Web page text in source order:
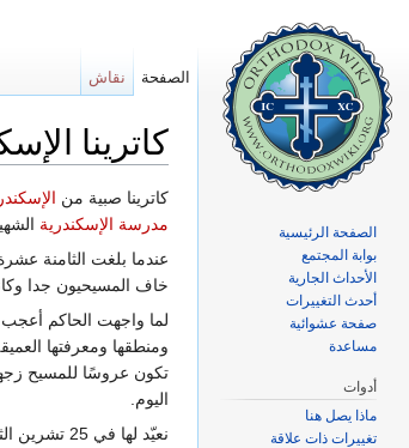
كاترينا
كاترينا صبية من
مدرسة الإسكندرية
خاف المسيحيون جدا
لما واجهت الحاكم أعجب
ومنطقها ومعرفتها
تكون عروسًا للمسيح
اليوم.
نعيّد لها
نقاش الصفحة
الصفحة الرئيسية
بوابة المجتمع
الأحداث الجارية
أحدث التغييرات
صفحة عشوائية
مساعدة
أدوات
ماذا يصل هنا
تغييرات ذات علاقة